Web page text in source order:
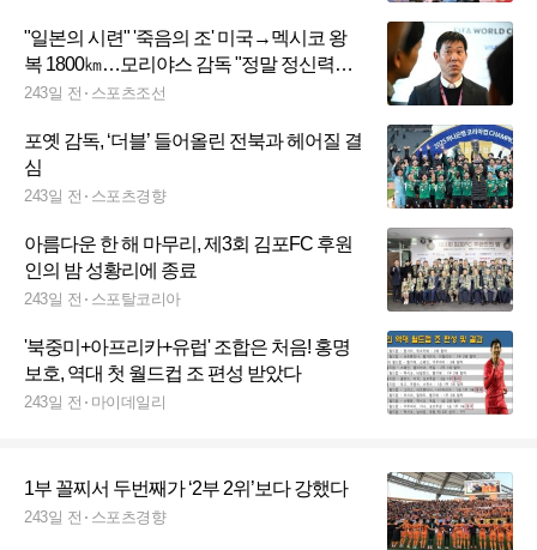
"일본의 시련" '죽음의 조' 미국→멕시코 왕
복 1800㎞…모리야스 감독 "정말 정신력으
로 도전해야 한다"
243일 전 스포츠조선
포옛 감독, ‘더블’ 들어올린 전북과 헤어질 결
심
243일 전 스포츠경향
아름다운 한 해 마무리, 제3회 김포FC 후원
인의 밤 성황리에 종료
243일 전 스포탈코리아
'북중미+아프리카+유럽' 조합은 처음! 홍명
보호, 역대 첫 월드컵 조 편성 받았다
243일 전 마이데일리
1부 꼴찌서 두번째가 ‘2부 2위’보다 강했다
243일 전 스포츠경향